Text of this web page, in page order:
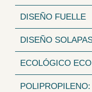
DISEÑO FUELLE
DISEÑO
ECOLÓGICO ECO